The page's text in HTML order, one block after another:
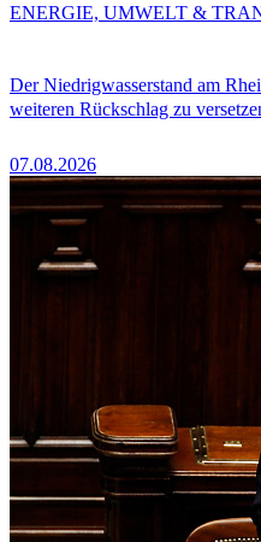
Der Niedrigwasserstand am
weiteren Rückschlag zu
07.08.2026
ENERGIE, UMWELT &